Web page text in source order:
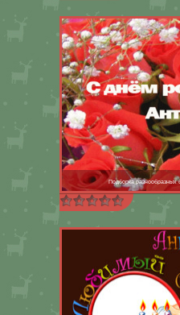
Подборка разнообразных